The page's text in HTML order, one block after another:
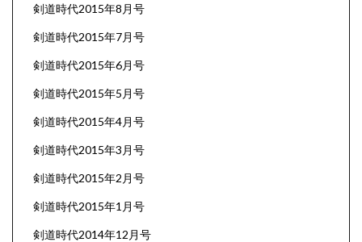
剣道時代2015年8月号
剣道時代2015年7月号
剣道時代2015年6月号
剣道時代2015年5月号
剣道時代2015年4月号
剣道時代2015年3月号
剣道時代2015年2月号
剣道時代2015年1月号
剣道時代2014年12月号